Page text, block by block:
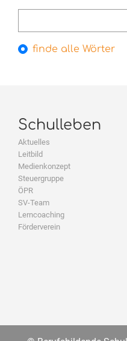
Optionen
finde alle Wörter
Schulleben
Aktuelles
Leitbild
Medienkonzept
Steuergruppe
ÖPR
SV-Team
Lerncoaching
Förderverein